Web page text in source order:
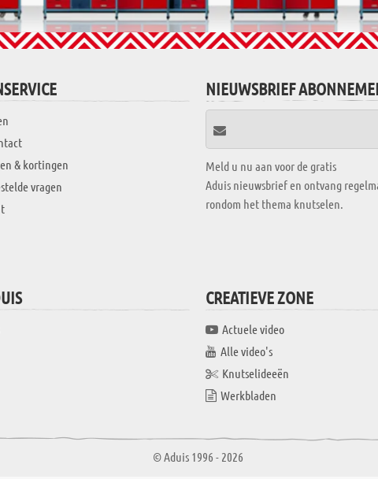
& kortingen
vragen
NIEUWSBRIEF
Meld u nu aan voor de gratis
Aduis nieuwsbrief en ontvang
rondom het thema knutselen.
CREATIEVE ZONE
Actuele video
Alle video's
Knutselideeën
Werkbladen
© Aduis 1996 - 2026